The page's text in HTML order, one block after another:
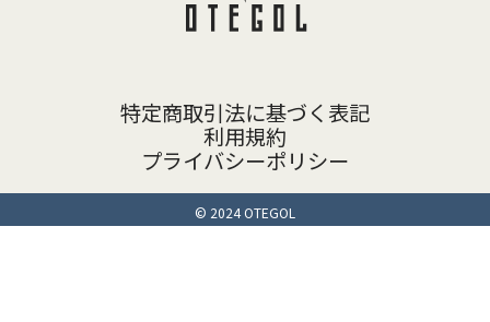
特定商取引法に基づく表記
利用規約
プライバシーポリシー
© 2024 OTEGOL